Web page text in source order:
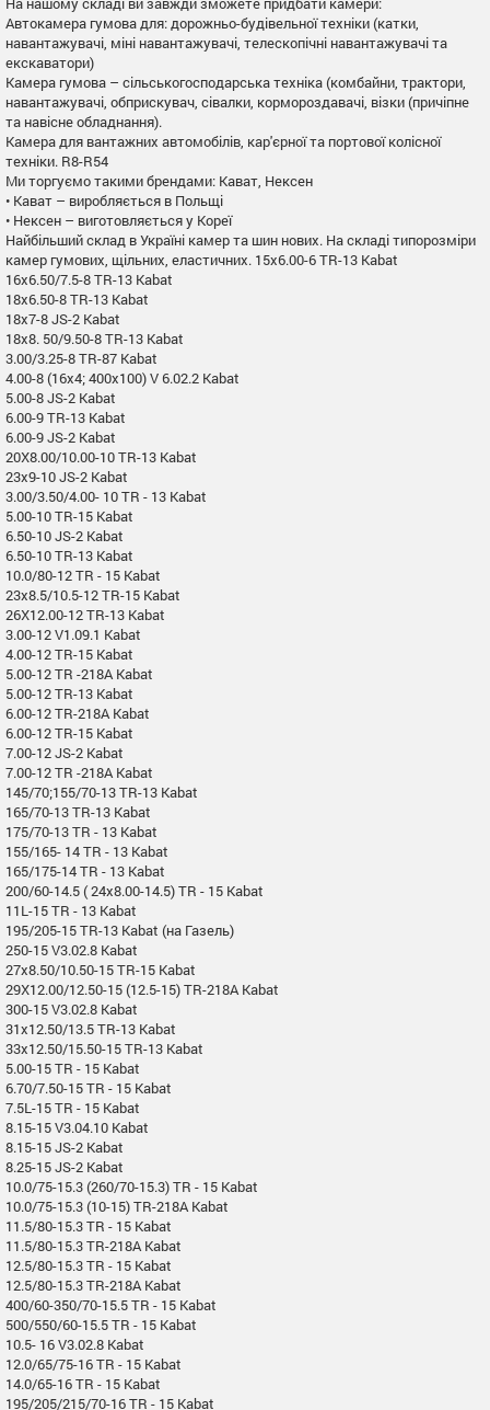
Автокамера гумова для: дорожньо-будівельної техніки (катки,
навантажувачі, міні навантажувачі, телескопічні навантажувачі та
екскаватори)
Камера гумова – сільськогосподарська техніка (комбайни, трактори,
навантажувачі, обприскувач, сівалки, кормороздавачі, візки (причіпне
та навісне обладнання).
Камера для вантажних автомобілів, кар'єрної та портової колісної
техніки. R8-R54
Ми торгуємо такими брендами: Кават, Нексен
• Кават – виробляється в Польщі
• Нексен – виготовляється у Кореї
Найбільший склад в Україні камер та шин нових. На складі типорозміри
камер гумових, щільних, еластичних. 15x6.00-6 TR-13 Kabat
16x6.50/7.5-8 TR-13 Kabat
18x6.50-8 TR-13 Kabat
18x7-8 JS-2 Kabat
18x8. 50/9.50-8 TR-13 Kabat
3.00/3.25-8 TR-87 Kabat
4.00-8 (16x4; 400x100) V 6.02.2 Kabat
5.00-8 JS-2 Kabat
6.00-9 TR-13 Kabat
6.00-9 JS-2 Kabat
20X8.00/10.00-10 TR-13 Kabat
23x9-10 JS-2 Kabat
3.00/3.50/4.00- 10 TR - 13 Kabat
5.00-10 TR-15 Kabat
6.50-10 JS-2 Kabat
6.50-10 TR-13 Kabat
10.0/80-12 TR - 15 Kabat
23x8.5/10.5-12 TR-15 Kabat
26X12.00-12 TR-13 Kabat
3.00-12 V1.09.1 Kabat
4.00-12 TR-15 Kabat
5.00-12 TR -218A Kabat
5.00-12 TR-13 Kabat
6.00-12 TR-218A Kabat
6.00-12 TR-15 Kabat
7.00-12 JS-2 Kabat
7.00-12 TR -218A Kabat
145/70;155/70-13 TR-13 Kabat
165/70-13 TR-13 Kabat
175/70-13 TR - 13 Kabat
155/165- 14 TR - 13 Kabat
165/175-14 TR - 13 Kabat
200/60-14.5 ( 24x8.00-14.5) TR - 15 Kabat
11L-15 TR - 13 Kabat
195/205-15 TR-13 Kabat (на Газель)
250-15 V3.02.8 Kabat
27x8.50/10.50-15 TR-15 Kabat
29X12.00/12.50-15 (12.5-15) TR-218A Kabat
300-15 V3.02.8 Kabat
31x12.50/13.5 TR-13 Kabat
33x12.50/15.50-15 TR-13 Kabat
5.00-15 TR - 15 Kabat
6.70/7.50-15 TR - 15 Kabat
7.5L-15 TR - 15 Kabat
8.15-15 V3.04.10 Kabat
8.15-15 JS-2 Kabat
8.25-15 JS-2 Kabat
10.0/75-15.3 (260/70-15.3) TR - 15 Kabat
10.0/75-15.3 (10-15) TR-218A Kabat
11.5/80-15.3 TR - 15 Kabat
11.5/80-15.3 TR-218A Kabat
12.5/80-15.3 TR - 15 Kabat
12.5/80-15.3 TR-218A Kabat
400/60-350/70-15.5 TR - 15 Kabat
500/550/60-15.5 TR - 15 Kabat
10.5- 16 V3.02.8 Kabat
12.0/65/75-16 TR - 15 Kabat
14.0/65-16 TR - 15 Kabat
195/205/215/70-16 TR - 15 Kabat